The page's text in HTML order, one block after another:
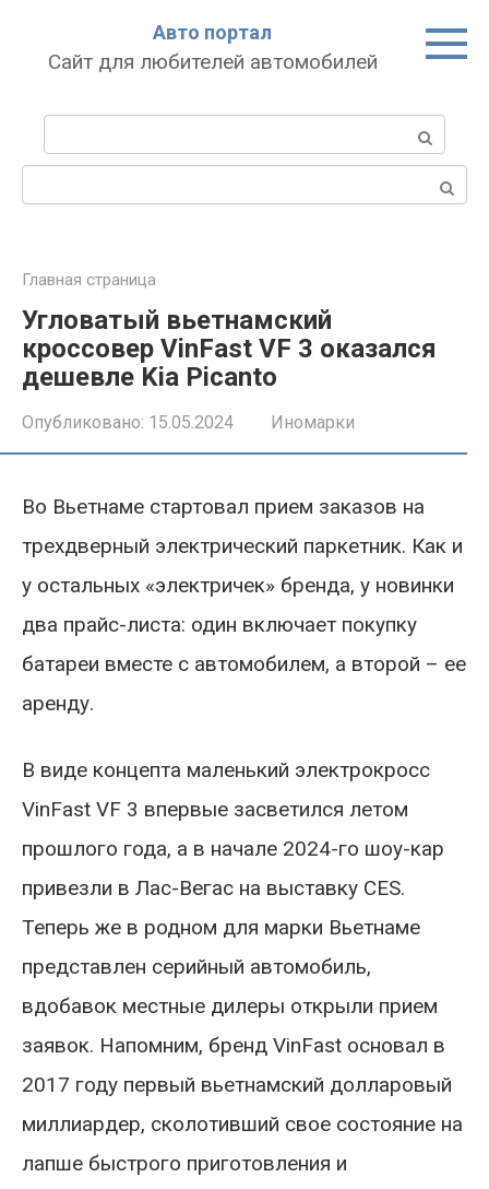
Авто портал
Сайт для любителей автомобилей
Главная страница
Угловатый вьетнамский
кроссовер VinFast VF 3 оказался
дешевле Kia Picanto
Опубликовано: 15.05.2024 Иномарки
Во Вьетнаме стартовал прием заказов на
трехдверный электрический паркетник. Как и
у остальных «электричек» бренда, у новинки
два прайс-листа: один включает покупку
батареи вместе с автомобилем, а второй – ее
аренду.
В виде концепта маленький электрокросс
VinFast VF 3 впервые засветился летом
прошлого года, а в начале 2024-го шоу-кар
привезли в Лас-Вегас на выставку CES.
Теперь же в родном для марки Вьетнаме
представлен серийный автомобиль,
вдобавок местные дилеры открыли прием
заявок. Напомним, бренд VinFast основал в
2017 году первый вьетнамский долларовый
миллиардер, сколотивший свое состояние на
лапше быстрого приготовления и